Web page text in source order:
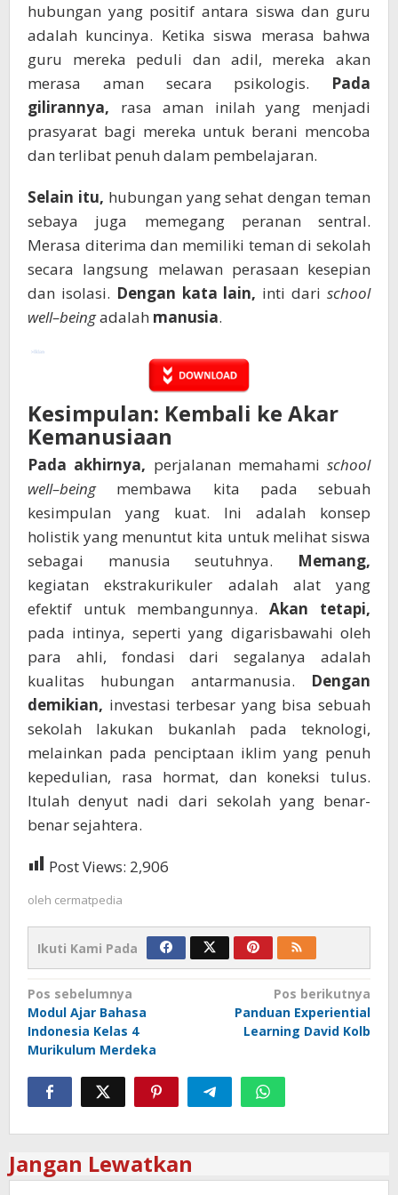
hubungan yang positif antara siswa dan guru
adalah kuncinya. Ketika siswa merasa bahwa
guru mereka peduli dan adil, mereka akan
merasa aman secara psikologis. Pada
gilirannya, rasa aman inilah yang menjadi
prasyarat bagi mereka untuk berani mencoba
dan terlibat penuh dalam pembelajaran.
Selain itu, hubungan yang sehat dengan teman
sebaya juga memegang peranan sentral.
Merasa diterima dan memiliki teman di sekolah
secara langsung melawan perasaan kesepian
dan isolasi. Dengan kata lain, inti darischool
well–beingadalah manusia.
Kesimpulan: Kembali ke Akar
Kemanusiaan
Pada akhirnya, perjalanan memahami school
well–beingmembawa kita pada sebuah
kesimpulan yang kuat. Ini adalah konsep
holistik yang menuntut kita untuk melihat siswa
sebagai manusia seutuhnya. Memang,
kegiatan ekstrakurikuler adalah alat yang
efektif untuk membangunnya. Akan tetapi,
pada intinya, seperti yang digarisbawahi oleh
para ahli, fondasi dari segalanya adalah
kualitas hubungan antarmanusia. Dengan
demikian, investasi terbesar yang bisa sebuah
sekolah lakukan bukanlah pada teknologi,
melainkan pada penciptaan iklim yang penuh
kepedulian, rasa hormat, dan koneksi tulus.
Itulah denyut nadi dari sekolah yang benar-
benar sejahtera.
Post Views: 2,906
oleh cermatpedia
Ikuti Kami Pada
Navigasi
pos
Pos sebelumnya
Modul Ajar Bahasa
Indonesia Kelas 4
Murikulum Merdeka
Pos berikutnya
Panduan Experiential
Learning David Kolb
Jangan Lewatkan